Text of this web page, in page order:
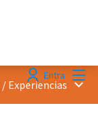
Entra
/ Experiencias